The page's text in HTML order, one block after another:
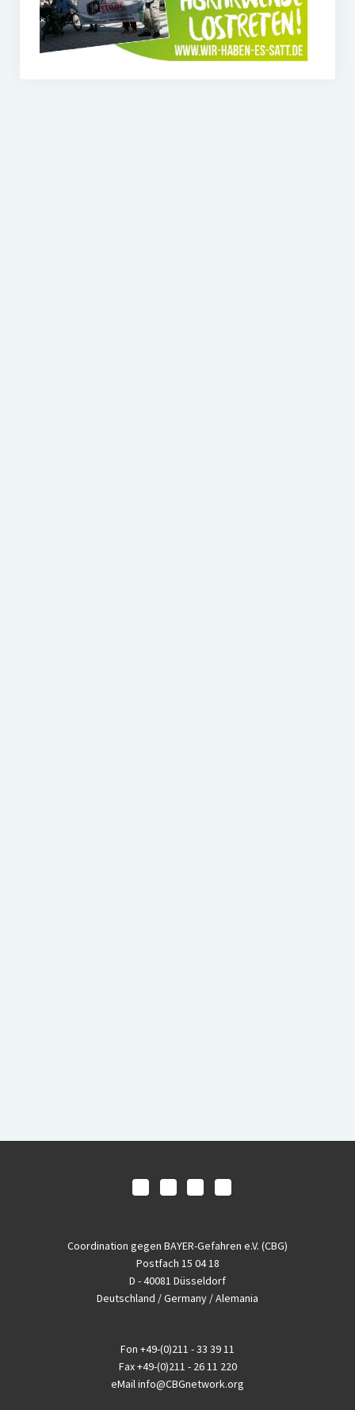
Coordination gegen BAYER-Gefahren e.V. (CBG)
Postfach 15 04 18
D - 40081 Düsseldorf
Deutschland / Germany / Alemania
Fon +49-(0)211 - 33 39 11
Fax+49-(0)211 - 26 11 220
eMailinfo@CBGnetwork.org